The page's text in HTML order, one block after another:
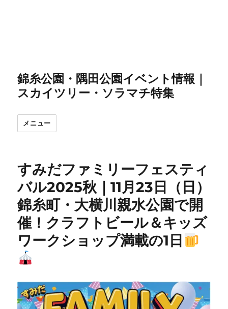
錦糸公園・隅田公園イベント情報｜
スカイツリー・ソラマチ特集
メニュー
すみだファミリーフェスティ
バル2025秋｜11月23日（日）
錦糸町・大横川親水公園で開
催！クラフトビール＆キッズ
ワークショップ満載の1日